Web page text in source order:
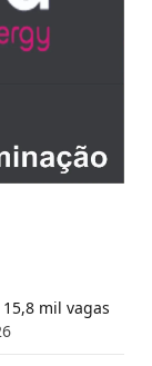
mil vagas